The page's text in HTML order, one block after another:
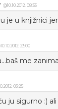
@10.10.2012. 08:33
je u knjižnici
23:00
me zanima
03:25
ju sigurno :)